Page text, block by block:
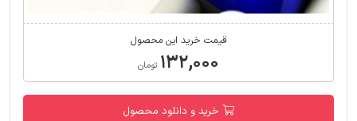
قیمت خرید این محصول
۱۳۲,۰۰۰ تومان
خرید و دانلود محصول